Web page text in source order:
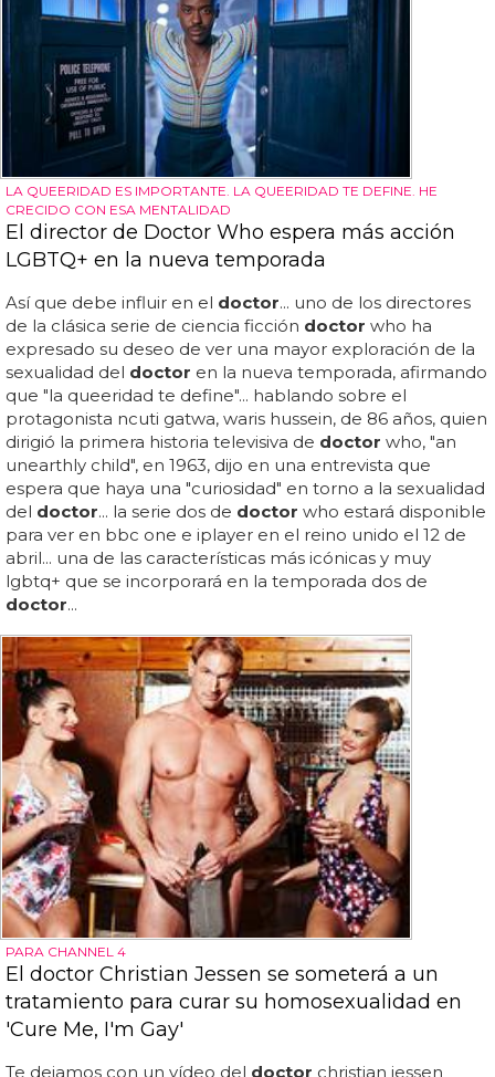
LA QUEERIDAD ES IMPORTANTE. LA QUEERIDAD TE DEFINE. HE
CRECIDO CON ESA MENTALIDAD
El director de Doctor Who espera más acción
LGBTQ+ en la nueva temporada
Así que debe influir en el doctor... uno de los directores
de la clásica serie de ciencia ficción doctor who ha
expresado su deseo de ver una mayor exploración de la
sexualidad del doctor en la nueva temporada, afirmando
que "la queeridad te define"... hablando sobre el
protagonista ncuti gatwa, waris hussein, de 86 años, quien
dirigió la primera historia televisiva de doctor who, "an
unearthly child", en 1963, dijo en una entrevista que
espera que haya una "curiosidad" en torno a la sexualidad
del doctor... la serie dos de doctor who estará disponible
para ver en bbc one e iplayer en el reino unido el 12 de
abril... una de las características más icónicas y muy
lgbtq+ que se incorporará en la temporada dos de
doctor...
PARA CHANNEL 4
El doctor Christian Jessen se someterá a un
tratamiento para curar su homosexualidad en
'Cure Me, I'm Gay'
Te dejamos con un vídeo del doctor christian jessen